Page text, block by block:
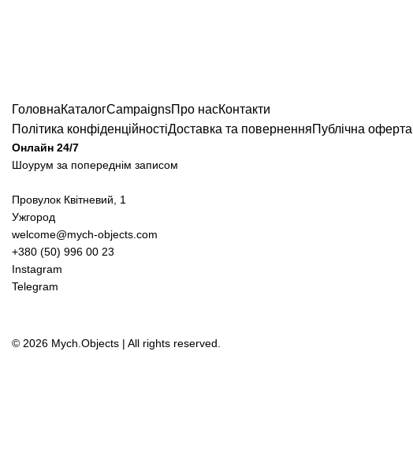
ГоловнаКаталогCampaignsПро насКонтакти
Політика конфіденційностіДоставка та поверненняПублічна оферта
Онлайн 24/7
Шоурум за попереднім записом
Провулок Квітневий, 1
Ужгород
welcome@mych-objects.com
+380 (50) 996 00 23
Instagram
Telegram
© 2026 Mych.Objects | All rights reserved.